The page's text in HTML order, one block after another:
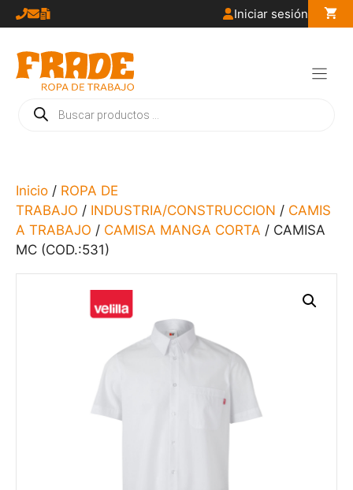
Saltar
al
contenido
Iniciar sesión
Búsqueda
de
Inicio / ROPA DE
TRABAJO / INDUSTRIA/CONSTRUCCION / CAMIS
A TRABAJO / CAMISA MANGA CORTA / CAMISA
MC (COD.:531)